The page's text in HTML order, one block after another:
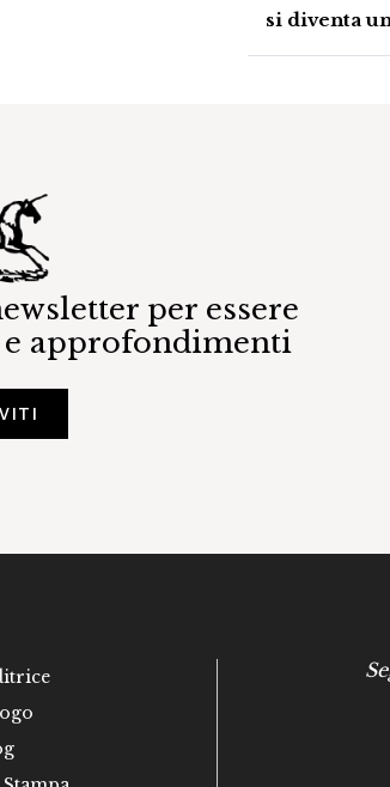
si diventa
per essere
approfondimenti